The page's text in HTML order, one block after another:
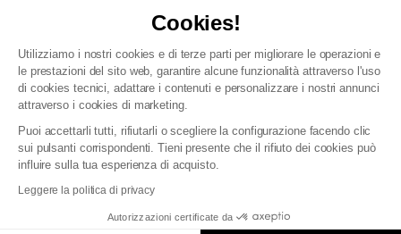
Cookies!
Utilizziamo i nostri cookies e di terze parti per migliorare le operazioni e
le prestazioni del sito web, garantire alcune funzionalità attraverso l'uso
di cookies tecnici, adattare i contenuti e personalizzare i nostri annunci
attraverso i cookies di marketing.
Puoi accettarli tutti, rifiutarli o scegliere la configurazione facendo clic
sui pulsanti corrispondenti. Tieni presente che il rifiuto dei cookies può
influire sulla tua esperienza di acquisto.
Leggere la politica di privacy
Autorizzazioni certificate da
Condizioni generali vendita
Politica di gestione dei dati personali e dei cookie
Condizioni generali di vendita per clienti professionali
Dichiarazione di accessibilità